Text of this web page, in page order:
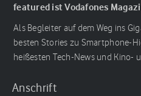
featured ist Vodafones
Als Begleiter auf dem Weg ins
besten Stories zu Smartphone-
heißesten Tech-News und Kino-
Anschrift